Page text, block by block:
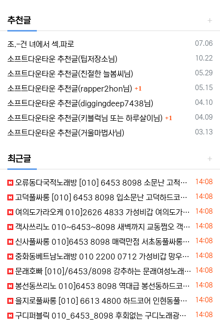
추천글
등록일
07.06
조.-건 녀에서 섹.파로
등록일
10.22
소프트다운타운 추천글(팁저장소님)
등록일
05.29
소프트다운타운 추천글(친절한 늘봄씨님)
등록일
05.15
소프트다운타운 추천글(rapper2hon님) 1
등록일
04.10
소프트다운타운 추천글(diggingdeep7438님)
등록일
04.09
소프트다운타운 추천글(키블럭님 또는 하루살이님) 1
등록일
03.13
소프트다운타운 추천글(거울마법사님)
최근글
등록일
14:08
오류동다국적노래방 [010] 6453 8098 소문난 고척동몽골노래방 오류동역러시아노래방
등록일
14:08
고덕풀싸롱 [010] 6453 8098 입소문난 고덕하드코어 암사동북창동식
등록일
14:08
여의도가라오케 010]2626 4833 가성비갑 여의도가라오케 여의도가라오케
등록일
14:08
객사쓰리노 010~6453~8098 새벽까지 교동쩜오 객사구미식
등록일
14:08
신사풀싸롱 010]6453 8098 매력만점 서초동풀싸롱 역삼동풀살롱 조건문의
등록일
14:08
중화동베트남노래방 010 2200 0712 가성비갑 망우동다국적노래방 묵동태국노래방
등록일
14:08
문래호빠 [010]/6453/8098 강추하는 문래여성노래빠 문래여성전용노래클럽 주대문의바로
등록일
14:08
봉선동쓰리노 010]6453 8098 역대급 봉선동하드코어 봉선동북창동식 연락주세요
등록일
14:08
을지로풀싸롱 [010] 6613 4800 하드코어 인현동풀싸롱 저동풀 실시간문의
등록일
14:08
구디퍼블릭 010_6453_8098 후회없는 구디노래광장 구디노래장 문의